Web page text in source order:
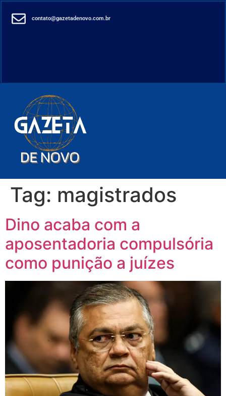
contato@gazetadenovo.com.br
Tag: magistrados
Dino acaba com a
aposentadoria compulsória
como punição a juízes